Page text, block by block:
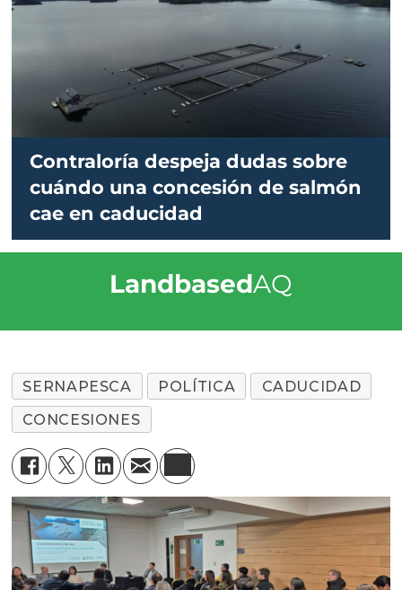
Contraloría despeja dudas sobre
cuándo una concesión de salmón
cae en caducidad
LandbasedAQ
SERNAPESCA POLÍTICA
CADUCIDAD
CONCESIONES